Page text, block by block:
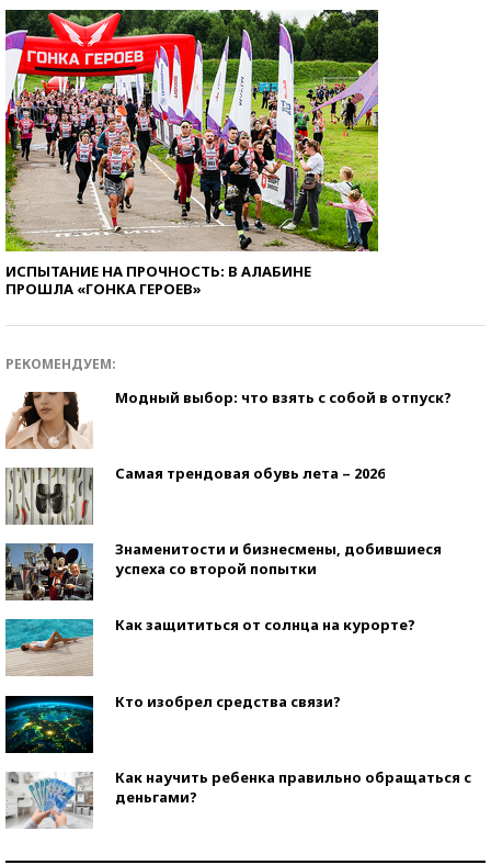
ИСПЫТАНИЕ НА ПРОЧНОСТЬ: В АЛАБИНЕ
ПРОШЛА «ГОНКА ГЕРОЕВ»
РЕКОМЕНДУЕМ:
Модный выбор: что взять с собой в отпуск?
Самая трендовая обувь лета – 2026
Знаменитости и бизнесмены, добившиеся
успеха со второй попытки
Как защититься от солнца на курорте?
Кто изобрел средства связи?
Как научить ребенка правильно обращаться с
деньгами?